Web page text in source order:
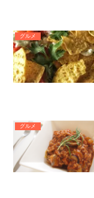
グルメ
グルメ